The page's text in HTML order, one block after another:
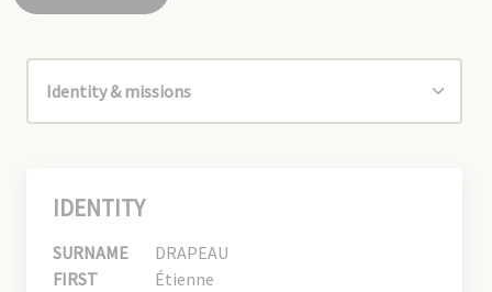
IDENTITY
SURNAME
DRAPEAU
FIRST
Étienne